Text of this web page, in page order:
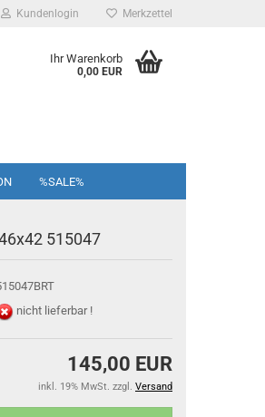
Kundenlogin Merkzettel
Ihr Warenkorb
0,00 EUR
%SALE%
515047
nicht lieferbar !
145,00 EUR
inkl. 19% MwSt. zzgl. Versand